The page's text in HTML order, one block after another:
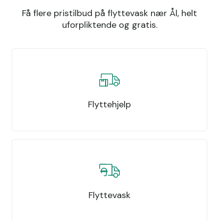
Få flere pristilbud på flyttevask nær Ål, helt
uforpliktende og gratis.
Flyttehjelp
Flyttevask